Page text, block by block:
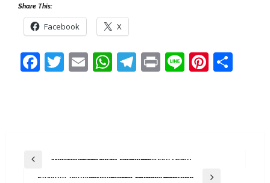
Share This:
Facebook X
Facebook
Twitter
EmailWhatsApp
Telegram
PrintLine
Post
Navigation
Previous Post
Tani Harapan Incar Pasar Regional Lewat Olahan Buah Naga Unggulan
Next Post
Program Terang Kampungku Terangi Desa Tani Baru, Warga Sambut Harapan